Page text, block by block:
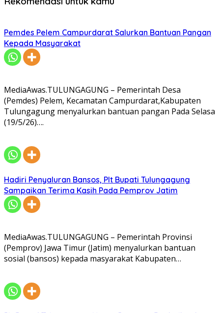
Pemdes Pelem Campurdarat Salurkan Bantuan Pangan
Kepada Masyarakat
MediaAwas.TULUNGAGUNG – Pemerintah Desa
(Pemdes) Pelem, Kecamatan Campurdarat,Kabupaten
Tulungagung menyalurkan bantuan pangan Pada Selasa
(19/5/26)….
Hadiri Penyaluran Bansos, Plt Bupati Tulungagung
Sampaikan Terima Kasih Pada Pemprov Jatim
MediaAwas.TULUNGAGUNG – Pemerintah Provinsi
(Pemprov) Jawa Timur (Jatim) menyalurkan bantuan
sosial (bansos) kepada masyarakat Kabupaten…